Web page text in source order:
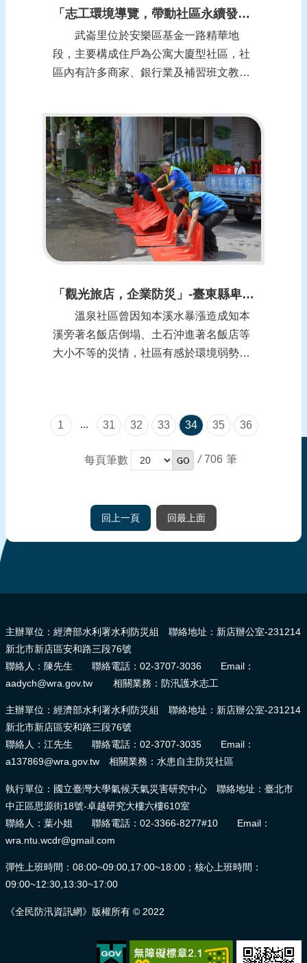
「志工環境導覽，帶動社區永續發展」-基隆市安樂區武崙里
武崙里位於安樂區基金一路精華地
段，主要構成住戶為公寓大廈型社區，社
區內有許多商家、銀行業及補習班文教
匯流處，故具有積淹水風險。 今(109)
年9月12日與13日連兩日漸歇性豪雨來臨
前，本里先行協助社區各商家裝設防水閘
門，並...
「觀光旅店，企業防災」-臺東縣卑南鄉溫泉社區
溫泉社區曾因知本溪水暴漲造成知本
溪旁著名飯店倒塌、土石沖進著名飯店等
大小不等的災情，社區有感於環境弱勢，
般降雨即導致土石滑落造成道路中斷。社
之大型機...
1 ... 31 32 33 34 35 36
每頁筆數 / 706
回上一頁 回最上面
主辦單位：經濟部水利署水利防災組 聯絡地址：新店辦公室-231214
新北市新店區安和路三段76號
聯絡人：陳先生 聯絡電話：02-3707-3036 Email：
aadych@wra.gov.tw 相關業務：防汛護水志工
主辦單位：經濟部水利署水利防災組 聯絡地址：新店辦公室-231214
新北市新店區安和路三段76號
聯絡人：江先生 聯絡電話：02-3707-3035 Email：
a137869@wra.gov.tw 相關業務：水患自主防災社區
執行單位：國立臺灣大學氣候天氣災害研究中心 聯絡地址：臺北市
中正區思源街18號-卓越研究大樓六樓610室
聯絡人：葉小姐 聯絡電話：02-3366-8277#10 Email：
wra.ntu.wcdr@gmail.com
彈性上班時間：08:00~09:00,17:00~18:00；核心上班時間：
09:00~12:30,13:30~17:00
《全民防汛資訊網》版權所有 © 2022